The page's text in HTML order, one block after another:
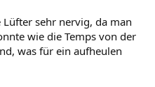
sehr nervig, da man
wie die Temps von der
was für ein aufheulen